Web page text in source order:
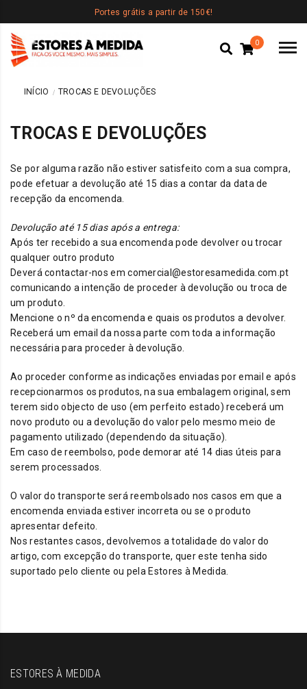
Portes grátis a partir de 150€!
0
INÍCIO TROCAS E DEVOLUÇÕES
TROCAS E DEVOLUÇÕES
Se por alguma razão não estiver satisfeito com a sua compra,
pode efetuar a devolução até 15 dias a contar da data de
recepção da encomenda.
Devolução até 15 dias após a entrega:
Após ter recebido a sua encomenda pode devolver ou trocar
qualquer outro produto
Deverá contactar-nos em comercial@estoresamedida.com.pt
comunicando a intenção de proceder à devolução ou troca de
um produto.
Mencione o nº da encomenda e quais os produtos a devolver.
Receberá um email da nossa parte com toda a informação
necessária para proceder à devolução.
Ao proceder conforme as indicações enviadas por email e após
recepcionarmos os produtos, na sua embalagem original, sem
terem sido objecto de uso (em perfeito estado) receberá um
novo produto ou a devolução do valor pelo mesmo meio de
pagamento utilizado (dependendo da situação).
Em caso de reembolso, pode demorar até 14 dias úteis para
serem processados.
O valor do transporte será reembolsado nos casos em que a
encomenda enviada estiver incorreta ou se o produto
apresentar defeito.
Nos restantes casos, devolvemos a totalidade do valor do
artigo, com excepção do transporte, quer este tenha sido
suportado pelo cliente ou pela Estores à Medida.
ESTORES À MEDIDA